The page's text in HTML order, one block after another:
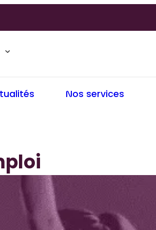
Nos services